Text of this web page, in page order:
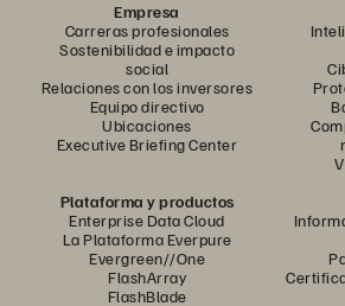
Empresa
Carreras profesionales
Sostenibilidad e impacto
social
Relaciones con los inversores
Equipo directivo
Ubicaciones
Executive Briefing Center
Plataforma y productos
Enterprise Data Cloud
La Plataforma Everpure
Evergreen//One
FlashArray
FlashBlade